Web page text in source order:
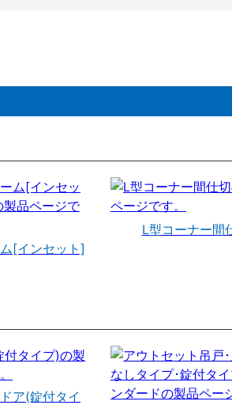
[インセット]
L型コーナー間
ア(錠付タイ